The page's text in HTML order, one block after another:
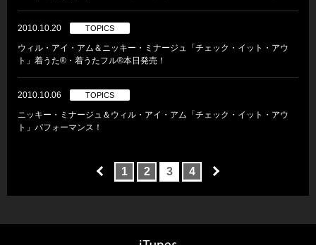
2010.10.20 TOPICS
ウィル・アイ・アム＆ニッキー・ミナージュ「チェック・イット・アウ
ト」着うた®・着うたフル®本日発売！
2010.10.06 TOPICS
ニッキー・ミナージュ＆ウィル・アイ・アム「チェック・イット・アウ
ト」パフォーマンス！
1 2 3 4